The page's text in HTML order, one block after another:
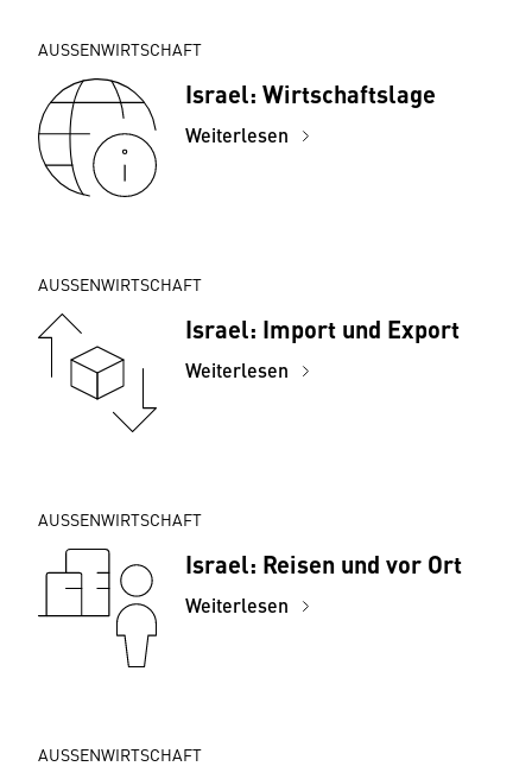
AUSSENWIRTSCHAFT
Israel: Wirtschaftslage
Weiterlesen
AUSSENWIRTSCHAFT
Israel: Import und Export
Weiterlesen
AUSSENWIRTSCHAFT
Israel: Reisen und vor Ort
Weiterlesen
AUSSENWIRTSCHAFT